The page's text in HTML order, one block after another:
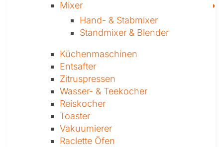
Mixer
Hand- & ­Stabmixer
Stand­mixer & Blender
Küchen­maschinen
Entsafter
Zitruspressen
Wasser-­ & Teekocher
Reiskocher
Toaster
Vakuumierer
Raclette Öfen